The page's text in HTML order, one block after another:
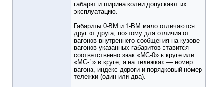
габарит и ширина колеи допускают их
эксплуатацию.
Габариты 0-ВМ и 1-ВМ мало отличаются
друг от друга, поэтому для отличия от
вагонов внутреннего сообщения на кузове
вагонов указанных габаритов ставится
соответственно знак «МС-0» в круге или
«МС-1» в круге, а на тележках — номер
вагона, индекс дороги и порядковый номер
тележки (один или два).